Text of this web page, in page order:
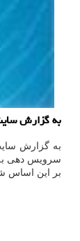
به گزارش
به گزارش
سرویس دهی به
بر این اساس